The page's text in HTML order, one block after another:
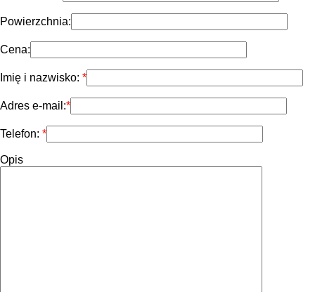
Powierzchnia:
Cena:
Imię i nazwisko:
Adres e-mail:
Telefon:
Opis